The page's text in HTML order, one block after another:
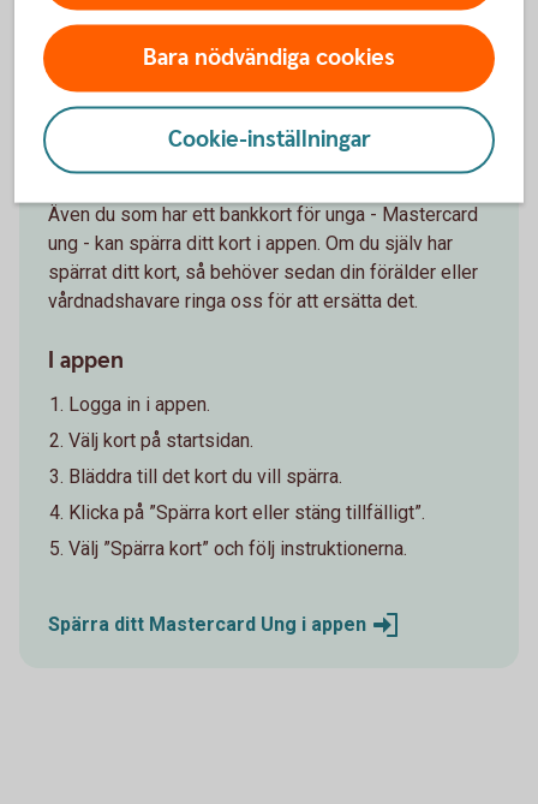
Under 18 år – spärra ditt bankkort
Även du som har ett bankkort för unga - Mastercard
ung - kan spärra ditt kort i appen. Om du själv har
spärrat ditt kort, så behöver sedan din förälder eller
vårdnadshavare ringa oss för att ersätta det.
I appen
Logga in i appen.
Välj kort på startsidan.
Bläddra till det kort du vill spärra.
Klicka på ”Spärra kort eller stäng tillfälligt”.
Välj ”Spärra kort” och följ instruktionerna.
Spärra ditt Mastercard Ung i appen
Bara nödvändiga cookies
Cookie-inställningar